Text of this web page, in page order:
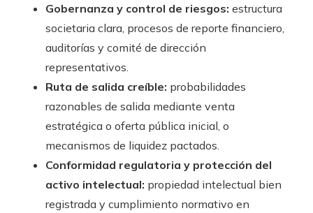
Gobernanza y control de riesgos: estructura
societaria clara, procesos de reporte financiero,
auditorías y comité de dirección
representativos.
Ruta de salida creíble: probabilidades
razonables de salida mediante venta
estratégica o oferta pública inicial, o
mecanismos de liquidez pactados.
Conformidad regulatoria y protección del
activo intelectual: propiedad intelectual bien
registrada y cumplimiento normativo en